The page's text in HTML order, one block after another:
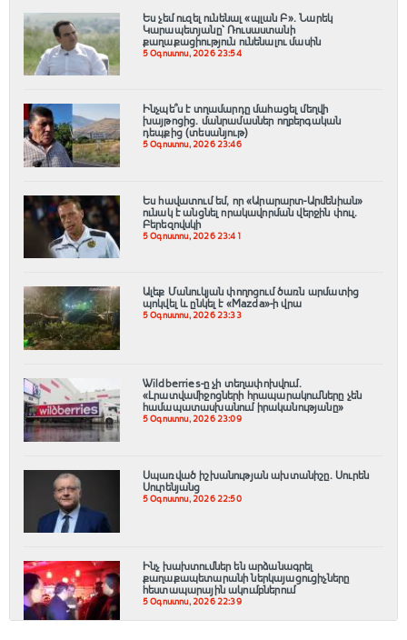
Ես չեմ ուզել ունենալ «պլան Բ»․ Նարեկ
Կարապետյանը՝ Ռուսաստանի
քաղաքացիություն ունենալու մասին
5 Օգոստոս, 2026 23:54
Ինչպե՞ս է տղամարդը մահացել մեղվի
խայթոցից. մանրամասներ ողբերգական
դեպքից (տեսանյութ)
5 Օգոստոս, 2026 23:46
Ես հավատում եմ, որ «Արարարտ-Արմենիան»
ունակ է անցնել որակավորման վերջին փուլ.
Բերեզովսկի
5 Օգոստոս, 2026 23:41
Ալեք Մանուկյան փողոցում ծառն արմատից
պոկվել և ընկել է «Mazda»-ի վրա
5 Օգոստոս, 2026 23:33
Wildberries-ը չի տեղափոխվում․
«Լրատվամիջոցների հրապարակումները չեն
համապատասխանում իրականությանը»
5 Օգոստոս, 2026 23:09
Սպառված իշխանության ախտանիշը. Սուրեն
Սուրենյանց
5 Օգոստոս, 2026 22:50
Ինչ խախտումներ են արձանագրել
քաղաքապետարանի ներկայացուցիչները
հեստապարային ակումբներում
5 Օգոստոս, 2026 22:39